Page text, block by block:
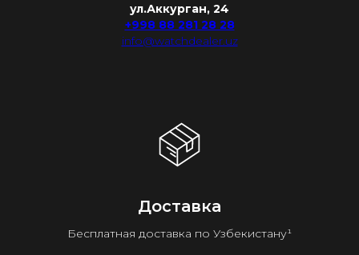
ул.Аккурган, 24
+998 88 281 28 28
info@watchdealer.uz
Доставка
Бесплатная доставка по Узбекистану¹